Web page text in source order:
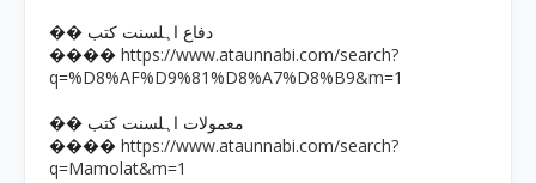
�� دفاع اہلسنت کتب
���� https://www.ataunnabi.com/search?
q=%D8%AF%D9%81%D8%A7%D8%B9&m=1
�� معمولات اہلسنت کتب
���� https://www.ataunnabi.com/search?
q=Mamolat&m=1